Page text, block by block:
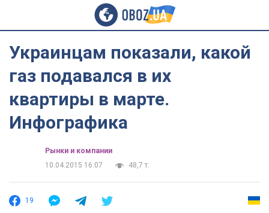
Украинцам показали, какой
газ подавался в их
квартиры в марте.
Инфографика
Рынки и компании
10.04.2015 16:07
48,7 т.
19